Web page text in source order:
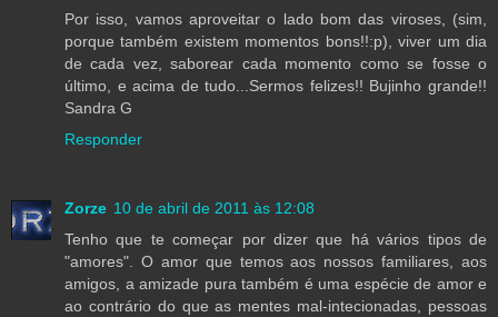
Por isso, vamos aproveitar o lado bom das viroses, (sim,
porque também existem momentos bons!!:p), viver um dia
de cada vez, saborear cada momento como se fosse o
último, e acima de tudo...Sermos felizes!! Bujinho grande!!
Sandra G
Responder
Zorze 10 de abril de 2011 às 12:08
Tenho que te começar por dizer que há vários tipos de
"amores". O amor que temos aos nossos familiares, aos
amigos, a amizade pura também é uma espécie de amor e
ao contrário do que as mentes mal-intecionadas, pessoas